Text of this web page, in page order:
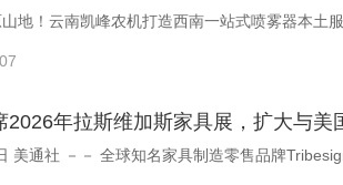
2026年拉斯维加斯家具展，扩大与美
美通社 －－ 全球知名家具制造零售品牌